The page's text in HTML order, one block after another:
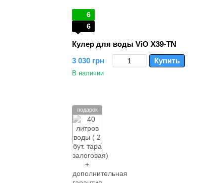
6
6
Кулер для воды ViO X39-TN
3 030 грн
Купить
В наличии
подарок